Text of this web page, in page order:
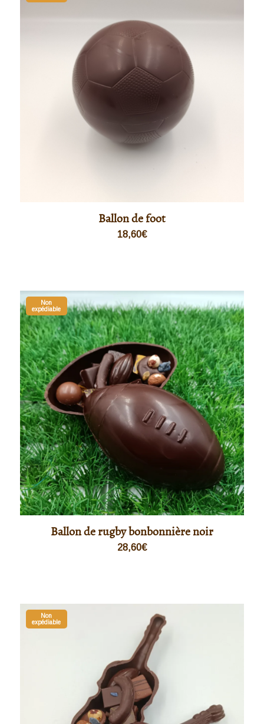
Ballon de foot
18,60€
Non
expédiable
Ballon de rugby bonbonnière noir
28,60€
Non
expédiable